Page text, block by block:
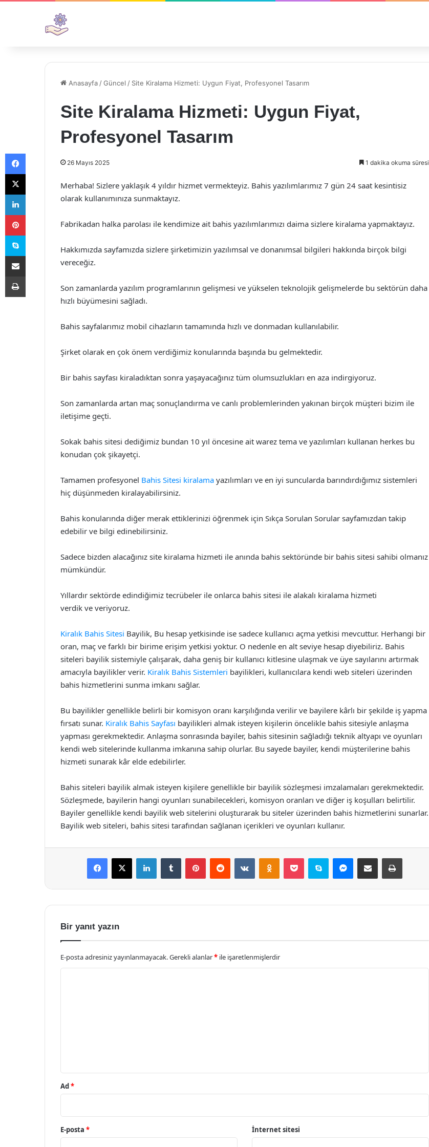
Anasayfa /Güncel / Site Kiralama Hizmeti: Uygun Fiyat, Profesyonel Tasarım
Site Kiralama Hizmeti: Uygun Fiyat,
Profesyonel Tasarım
26 Mayıs 2025 1 dakika okuma süresi
Merhaba! Sizlere yaklaşık 4 yıldır hizmet vermekteyiz. Bahis yazılımlarımız 7 gün 24 saat kesintisiz
olarak kullanımınıza sunmaktayız.
Fabrikadan halka parolası ile kendimize ait bahis yazılımlarımızı daima sizlere kiralama yapmaktayız.
Hakkımızda sayfamızda sizlere şirketimizin yazılımsal ve donanımsal bilgileri hakkında birçok bilgi
vereceğiz.
Son zamanlarda yazılım programlarının gelişmesi ve yükselen teknolojik gelişmelerde bu sektörün daha
hızlı büyümesini sağladı.
Bahis sayfalarımız mobil cihazların tamamında hızlı ve donmadan kullanılabilir.
Şirket olarak en çok önem verdiğimiz konularında başında bu gelmektedir.
Bir bahis sayfası kiraladıktan sonra yaşayacağınız tüm olumsuzlukları en aza indirgiyoruz.
Son zamanlarda artan maç sonuçlandırma ve canlı problemlerinden yakınan birçok müşteri bizim ile
iletişime geçti.
Sokak bahis sitesi dediğimiz bundan 10 yıl öncesine ait warez tema ve yazılımları kullanan herkes bu
konudan çok şikayetçi.
Tamamen profesyonel Bahis Sitesi kiralama yazılımları ve en iyi suncularda barındırdığımız sistemleri
hiç düşünmeden kiralayabilirsiniz.
Bahis konularında diğer merak ettiklerinizi öğrenmek için Sıkça Sorulan Sorular sayfamızdan takip
edebilir ve bilgi edinebilirsiniz.
Sadece bizden alacağınız site kiralama hizmeti ile anında bahis sektöründe bir bahis sitesi sahibi olmanız
mümkündür.
Yıllardır sektörde edindiğimiz tecrübeler ile onlarca bahis sitesi ile alakalı kiralama hizmeti
verdik ve veriyoruz.
Kiralık Bahis Sitesi Bayilik, Bu hesap yetkisinde ise sadece kullanıcı açma yetkisi mevcuttur. Herhangi bir
oran, maç ve farklı bir birime erişim yetkisi yoktur. O nedenle en alt seviye hesap diyebiliriz. Bahis
siteleri bayilik sistemiyle çalışarak, daha geniş bir kullanıcı kitlesine ulaşmak ve üye sayılarını artırmak
amacıyla bayilikler verir. Kiralık Bahis Sistemleri bayilikleri, kullanıcılara kendi web siteleri üzerinden
bahis hizmetlerini sunma imkanı sağlar.
Bu bayilikler genellikle belirli bir komisyon oranı karşılığında verilir ve bayilere kârlı bir şekilde iş yapma
fırsatı sunar. Kiralık Bahis Sayfası bayilikleri almak isteyen kişilerin öncelikle bahis sitesiyle anlaşma
yapması gerekmektedir. Anlaşma sonrasında bayiler, bahis sitesinin sağladığı teknik altyapı ve oyunları
kendi web sitelerinde kullanma imkanına sahip olurlar. Bu sayede bayiler, kendi müşterilerine bahis
hizmeti sunarak kâr elde edebilirler.
Bahis siteleri bayilik almak isteyen kişilere genellikle bir bayilik sözleşmesi imzalamaları gerekmektedir.
Sözleşmede, bayilerin hangi oyunları sunabilecekleri, komisyon oranları ve diğer iş koşulları belirtilir.
Bayiler genellikle kendi bayilik web sitelerini oluşturarak bu siteler üzerinden bahis hizmetlerini sunarlar.
Bayilik web siteleri, bahis sitesi tarafından sağlanan içerikleri ve oyunları kullanır.
Facebook
X LinkedInTumblr PinterestReddit VKontakteOdnoklassniki
Pocket Skype Messenger
E-Posta ile paylaş Yazdır
Bir yanıt yazın
E-posta adresiniz yayınlanmayacak.Gerekli alanlar* ile işaretlenmişlerdir
Ad*
E-posta * İnternet sitesi
Facebook
X
LinkedIn
Pinterest
Skype
E-Posta ile paylaş